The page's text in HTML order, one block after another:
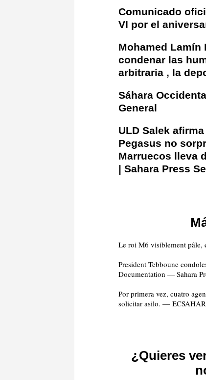
Comunicado
VI por el
Mohamed Lamín
condenar las
arbitraria , la
Sáhara
General
ULD Salek
Pegasus no
Marruecos lleva
| Sahara Press
President Tebboune
Documentation — Sahara
Por primera vez, cuatro
solicitar asilo. —
¿Quieres